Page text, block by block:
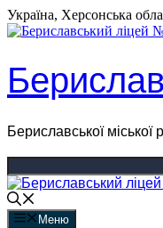
Перейти
до
Україна, Херсонська
Бериславської міської
Меню